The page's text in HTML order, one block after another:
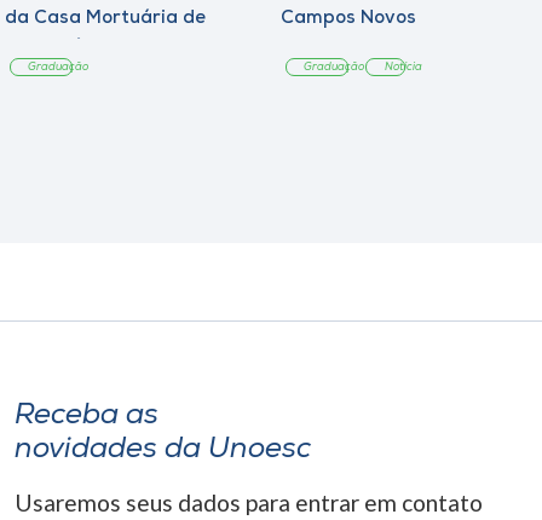
da Casa Mortuária de
Graduação
Campos Novos
Graduação Notícia
Receba as
novidades da Unoesc
Usaremos seus dados para entrar em contato